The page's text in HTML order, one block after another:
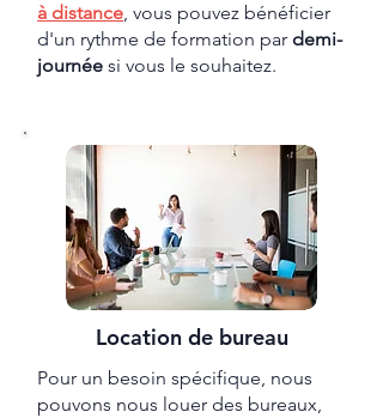
à distance, vous pouvez bénéficier
d'un rythme de formation par demi-
journée si vous le souhaitez.
Location de bureau
Pour un besoin spécifique, nous
pouvons nous louer des bureaux,